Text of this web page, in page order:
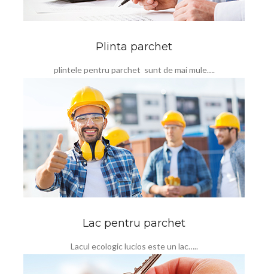
Plinta parchet
plintele pentru parchet sunt de mai mule….
Lac pentru parchet
Lacul ecologic lucios este un lac…..